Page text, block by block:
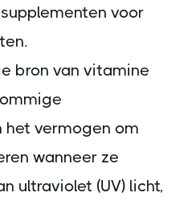
voor
bron van vitamine
het vermogen om
wanneer ze
ultraviolet (UV) licht,